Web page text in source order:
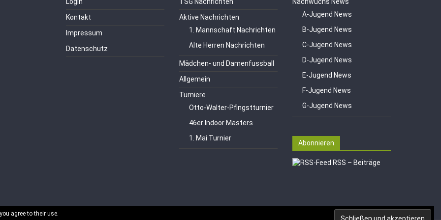
Kontakt
Impressum
Datenschutz
Aktive Nachrichten
1. Mannschaft Nachrichten
Alte Herren Nachrichten
Mädchen- und Damenfussball
Allgemein
Turniere
Otto-Walter-Pfingstturnier
46er Indoor Masters
1. Mai Turnier
A-Jugend News
B-Jugend News
C-Jugend News
D-Jugend News
E-Jugend News
F-Jugend News
G-Jugend News
Abonnieren
RSS – Beiträge
agree to their use.
vorbehalten.